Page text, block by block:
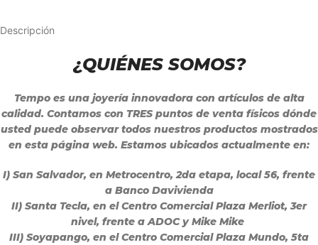
Descripción
¿QUIÉNES SOMOS?
Tempo es una joyería innovadora con artículos de alta
calidad. Contamos con TRES puntos de venta físicos dónde
usted puede observar todos nuestros productos mostrados
en esta página web. Estamos ubicados actualmente en:
I) San Salvador, en Metrocentro, 2da etapa, local 56, frente
a Banco Davivienda
II) Santa Tecla, en el Centro Comercial Plaza Merliot, 3er
nivel, frente a ADOC y Mike Mike
III) Soyapango, en el Centro Comercial Plaza Mundo, 5ta